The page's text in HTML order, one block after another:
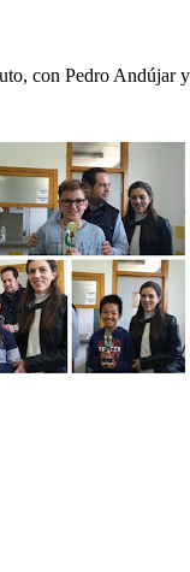
con Pedro Andújar y